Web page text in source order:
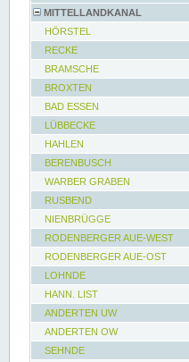
MITTELLANDKANAL
HÖRSTEL
RECKE
BRAMSCHE
BROXTEN
BAD ESSEN
LÜBBECKE
HAHLEN
BERENBUSCH
WARBER GRABEN
RUSBEND
NIENBRÜGGE
RODENBERGER AUE-WEST
RODENBERGER AUE-OST
LOHNDE
HANN. LIST
ANDERTEN UW
ANDERTEN OW
SEHNDE